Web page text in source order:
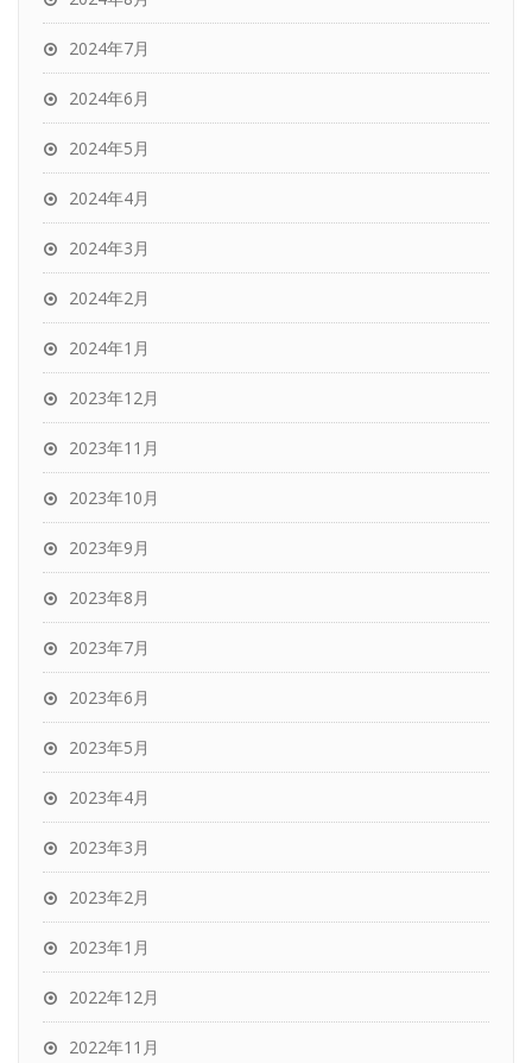
2024年7月
2024年6月
2024年5月
2024年4月
2024年3月
2024年2月
2024年1月
2023年12月
2023年11月
2023年10月
2023年9月
2023年8月
2023年7月
2023年6月
2023年5月
2023年4月
2023年3月
2023年2月
2023年1月
2022年12月
2022年11月